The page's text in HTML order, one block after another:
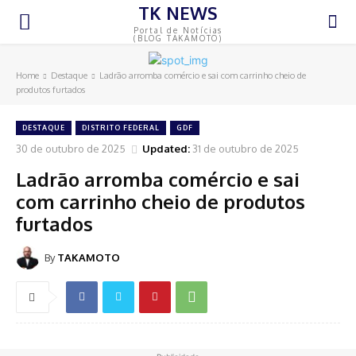
TK NEWS
Portal de Notícias
(BLOG TAKAMOTO)
Home Destaque
Ladrão arromba comércio e sai com carrinho cheio de
produtos furtados
DESTAQUE DISTRITO FEDERAL GDF
30 de outubro de 2025 Updated: 31 de outubro de 2025
Ladrão arromba comércio e sai
com carrinho cheio de produtos
furtados
By TAKAMOTO